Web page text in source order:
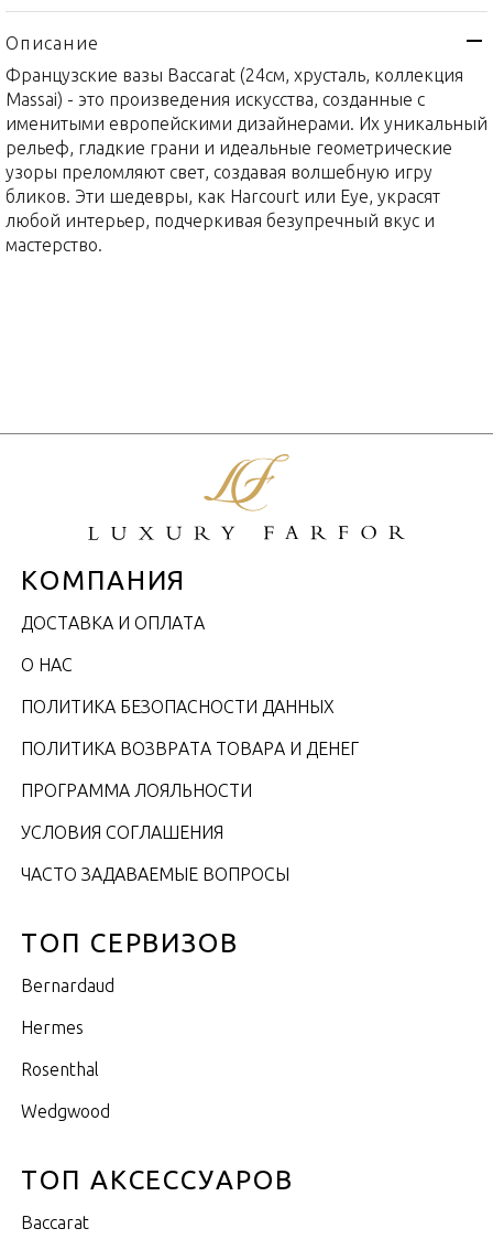
Коллекция
Massai
Страна производителя
Материал
Хрусталь
Объем / Размер
24см
Описание
Французские вазы Baccarat (24см, хрусталь, коллекция
Massai) - это произведения искусства, созданные с
именитыми европейскими дизайнерами. Их уникальный
рельеф, гладкие грани и идеальные геометрические
узоры преломляют свет, создавая волшебную игру
бликов. Эти шедевры, как Harcourt или Eye, украсят
любой интерьер, подчеркивая безупречный вкус и
мастерство.
КОМПАНИЯ
ДОСТАВКА И ОПЛАТА
О НАС
ПОЛИТИКА БЕЗОПАСНОСТИ ДАННЫХ
ПОЛИТИКА ВОЗВРАТА ТОВАРА И ДЕНЕГ
ПРОГРАММА ЛОЯЛЬНОСТИ
УСЛОВИЯ СОГЛАШЕНИЯ
ЧАСТО ЗАДАВАЕМЫЕ ВОПРОСЫ
ТОП СЕРВИЗОВ
Bernardaud
Hermes
Rosenthal
Wedgwood
ТОП АКСЕССУАРОВ
Baccarat